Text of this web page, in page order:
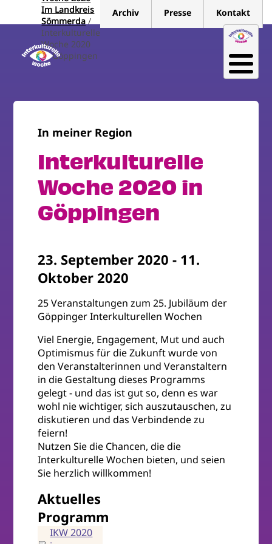
Im Landkreis
Sömmerda
Interkulturelle
Woche 2020
In Göppingen
Archiv Presse Kontakt
In meiner Region
Interkulturelle
Woche 2020 in
Göppingen
23. September 2020 - 11.
Oktober 2020
25 Veranstaltungen zum 25. Jubiläum der
Göppinger Interkulturellen Wochen
Viel Energie, Engagement, Mut und auch
Optimismus für die Zukunft wurde von
den Veranstalterinnen und Veranstaltern
in die Gestaltung dieses Programms
gelegt - und das ist gut so, denn es war
wohl nie wichtiger, sich auszutauschen, zu
diskutieren und das Verbindende zu
feiern!
Nutzen Sie die Chancen, die die
Interkulturelle Wochen bieten, und seien
Sie herzlich willkommen!
Aktuelles
Programm
IKW 2020